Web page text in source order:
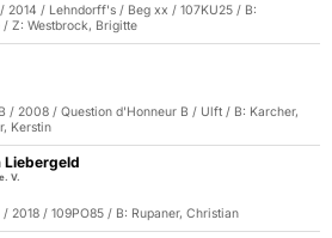
2014 / Lehndorff's / Beg xx / 107KU25 / B:
Z: Westbrock, Brigitte
/ 2008 / Question d'Honneur B / Ulft / B: Karcher,
Kerstin
Liebergeld
V.
2018 / 109PO85 / B: Rupaner, Christian